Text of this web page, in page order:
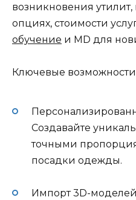
возникновения
опциях, стоимости
обучение и MD для
Ключевые
Создавайте
точными
посадки одежды.
Импорт 3D-